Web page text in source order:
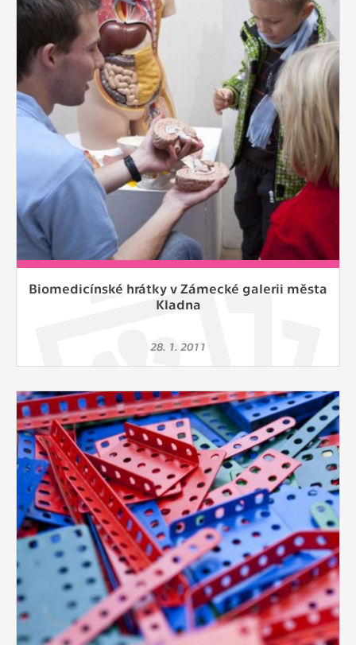
Biomedicínské hrátky v Zámecké galerii města
Kladna
28. 1. 2011